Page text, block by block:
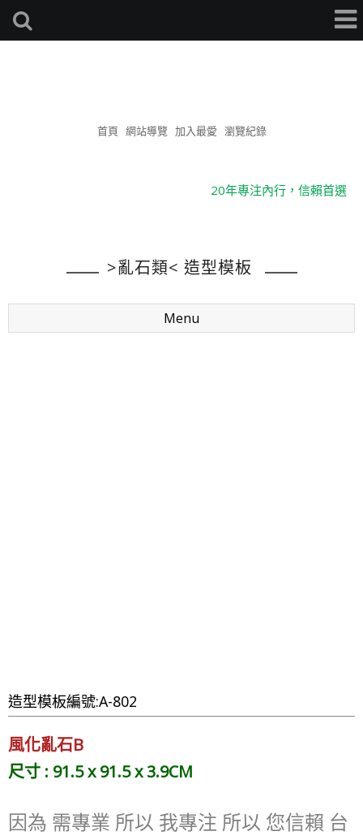
首頁 網站導覽 加入最愛 瀏覽紀錄
20年專注內行，信賴首選
天馬行空，歡迎就教
>亂石類< 造型模板
Menu
​造型模板編號:A-802
風化亂石B
尺寸 : 91.5 x 91.5 x 3.9CM
因為 需專業 所以 我專注 所以 您信賴 台